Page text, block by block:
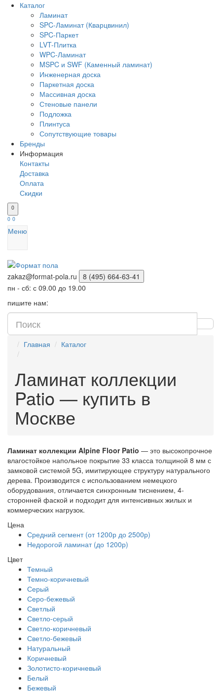
Каталог
Ламинат
SPC-Ламинат (Кварцвинил)
SPC-Паркет
LVT-Плитка
WPC-Ламинат
MSPC и SWF (Каменный ламинат)
Инженерная доска
Паркетная доска
Массивная доска
Стеновые панели
Подложка
Плинтуса
Сопутствующие товары
Бренды
Информация
Контакты
Доставка
Оплата
Скидки
0
0 0
Меню
zakaz@format-pola.ru
8 (495) 664-63-41
пн - сб: с 09.00 до 19.00
пишите нам:
Главная Каталог
Ламинат коллекции
Patio — купить в
Москве
Ламинат коллекции Alpine Floor Patio — это высокопрочное
влагостойкое напольное покрытие 33 класса толщиной 8 мм с
замковой системой 5G, имитирующее структуру натурального
дерева. Производится с использованием немецкого
оборудования, отличается синхронным тиснением, 4-
сторонней фаской и подходит для интенсивных жилых и
коммерческих нагрузок.
Цена
Средний сегмент (от 1200р до 2500р)
Недорогой ламинат (до 1200р)
Цвет
Темный
Темно-коричневый
Серый
Серо-бежевый
Светлый
Светло-серый
Светло-коричневый
Светло-бежевый
Натуральный
Коричневый
Золотисто-коричневый
Белый
Бежевый